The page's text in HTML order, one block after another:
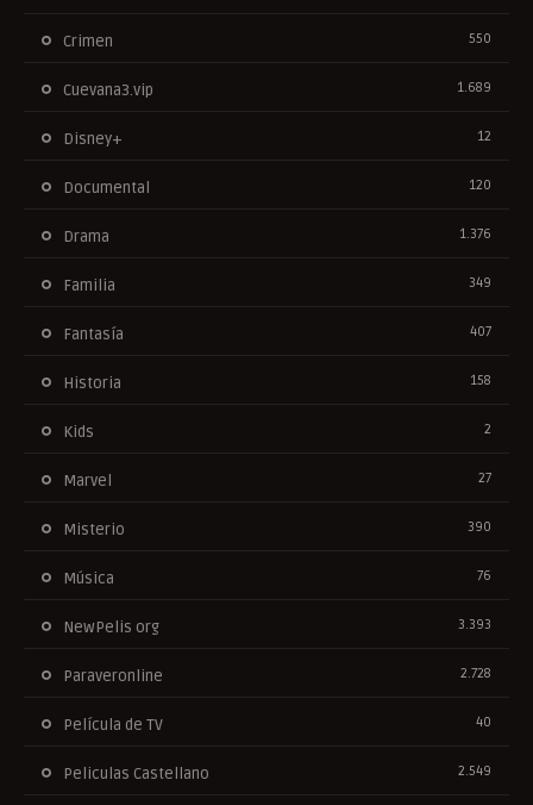
Crimen 550
Cuevana3.vip 1.689
Disney+ 12
Documental 120
Drama 1.376
Familia 349
Fantasía 407
Historia 158
Kids 2
Marvel 27
Misterio 390
Música 76
NewPelis org 3.393
Paraveronline 2.728
Película de TV 40
Peliculas Castellano 2.549